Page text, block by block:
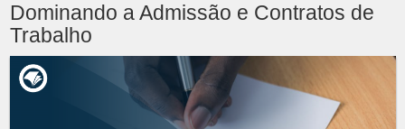
Dominando a Admissão e Contratos de
Trabalho